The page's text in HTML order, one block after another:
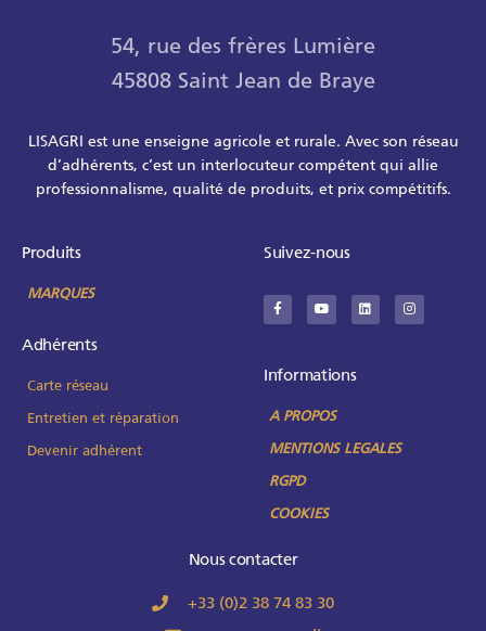
54, rue des frères Lumière
45808 Saint Jean de Braye
LISAGRI est une enseigne agricole et rurale. Avec son réseau
d’adhérents, c’est un interlocuteur compétent qui allie
professionnalisme, qualité de produits, et prix compétitifs.
Produits
MARQUES
Adhérents
Carte réseau
Entretien et réparation
Devenir adhérent
Suivez-nous
Informations
A PROPOS
MENTIONS LEGALES
RGPD
COOKIES
Nous contacter
+33 (0)2 38 74 83 30